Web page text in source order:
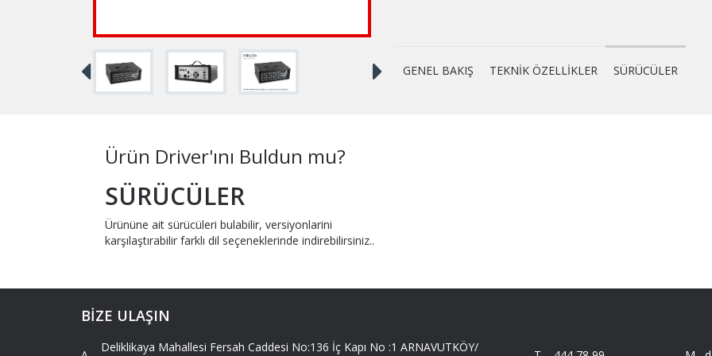
GENEL BAKIŞ TEKNİK ÖZELLİKLER SÜRÜCÜLER
Ürün Driver'ını Buldun mu?
SÜRÜCÜLER
Ürününe ait sürücüleri bulabilir, versiyonlarini
karşılaştırabilir farklı dil seçeneklerinde indirebilirsiniz..
BİZE ULAŞIN
Deliklikaya Mahallesi Fersah Caddesi No:136 İç Kapı No :1 ARNAVUTKÖY/